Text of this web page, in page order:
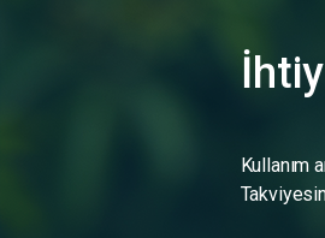
Kullanım